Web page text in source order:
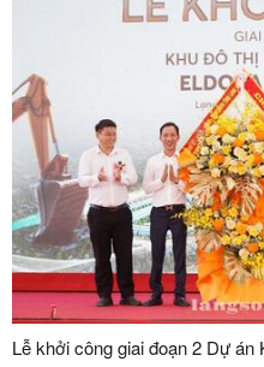
Lễ khởi công giai đoạn 2 Dự